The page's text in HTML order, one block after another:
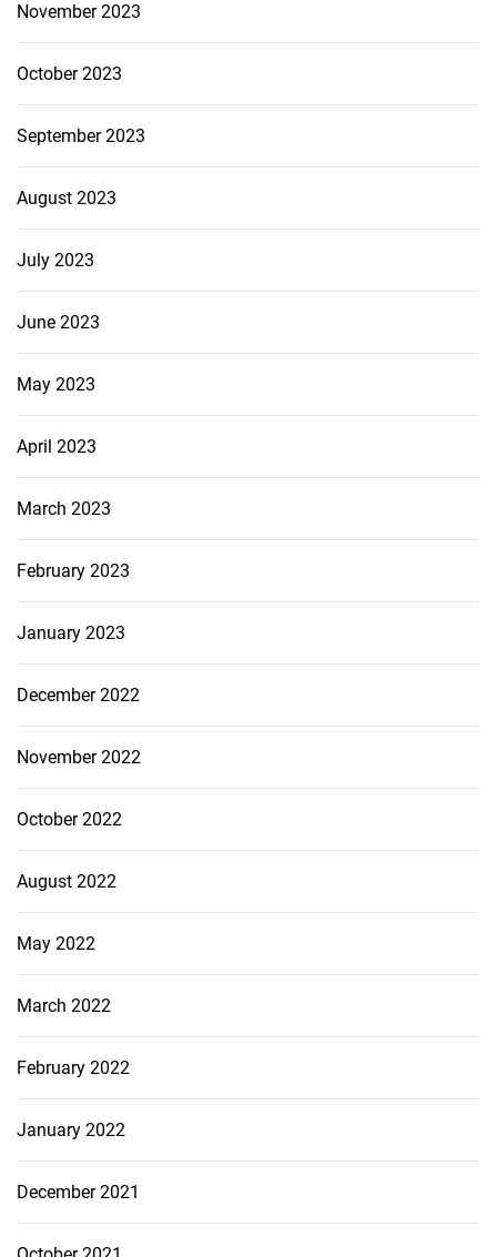
November 2023
October 2023
September 2023
August 2023
July 2023
June 2023
May 2023
April 2023
March 2023
February 2023
January 2023
December 2022
November 2022
October 2022
August 2022
May 2022
March 2022
February 2022
January 2022
December 2021